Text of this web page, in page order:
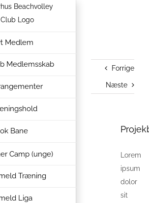
Medlem
Medlemsskab
Bane
Camp (unge)
Træning
Liga
Forrige
Næste
Lorem
ipsum
dolor
sit